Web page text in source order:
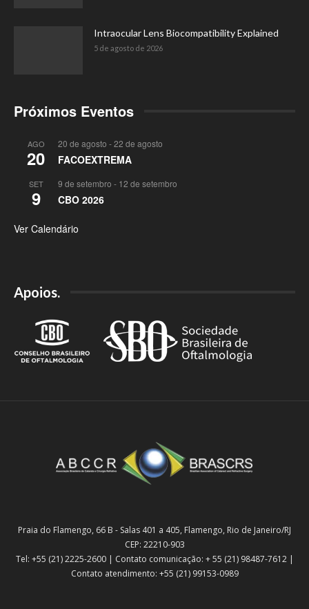
Intraocular Lens Biocompatibility Explained
5 de agosto de 2026
Próximos Eventos
AGO
20
20 de agosto -22 de agosto
FACOEXTREMA
SET
9
9 de setembro - 12 de setembro
CBO 2026
Ver Calendário
Apoios.
Praia do Flamengo, 66 B - Salas 401 a 405, Flamengo, Rio de Janeiro/RJ
CEP: 22210-903
Tel: +55 (21) 2225-2600 | Contato comunicação: + 55 (21) 98487-7612 |
Contato atendimento: +55 (21) 99153-0989